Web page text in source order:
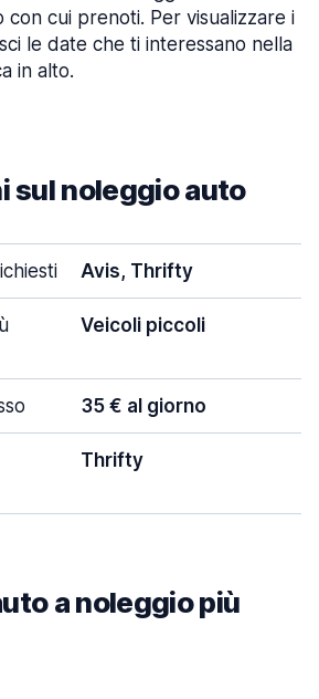
con cui prenoti. Per visualizzare i
le date che ti interessano nella
in alto.
sul noleggio auto
Avis, Thrifty
Veicoli piccoli
35 € al giorno
Thrifty
a noleggio più